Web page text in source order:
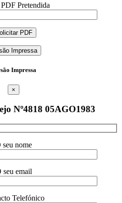
Pretendida
Impressa
Impressa
×
Nº4818 05AGO1983
seu nome
seu email
Telefónico